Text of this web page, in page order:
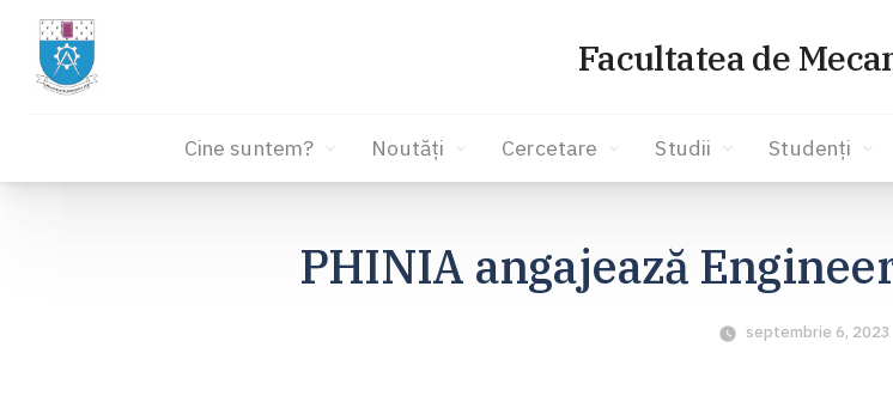
Facultatea de
Cine suntem? Noutăți Cercetare Studii Studenți
PHINIA angajează
septembrie 6, 2023